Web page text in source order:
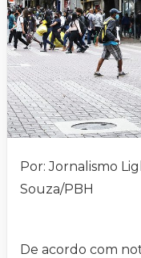
Por: Jornalismo
Souza/PBH
De acordo com